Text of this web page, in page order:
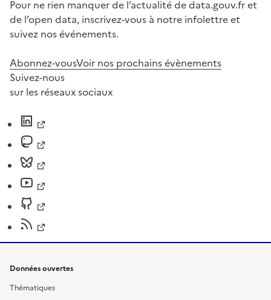
Pour ne rien manquer de l’actualité de data.gouv.fr et
de l’open data, inscrivez-vous à notre infolettre et
suivez nos événements.
Abonnez-vousVoir nos prochains évènements
Suivez-nous
sur les réseaux sociaux
Données ouvertes
Thématiques